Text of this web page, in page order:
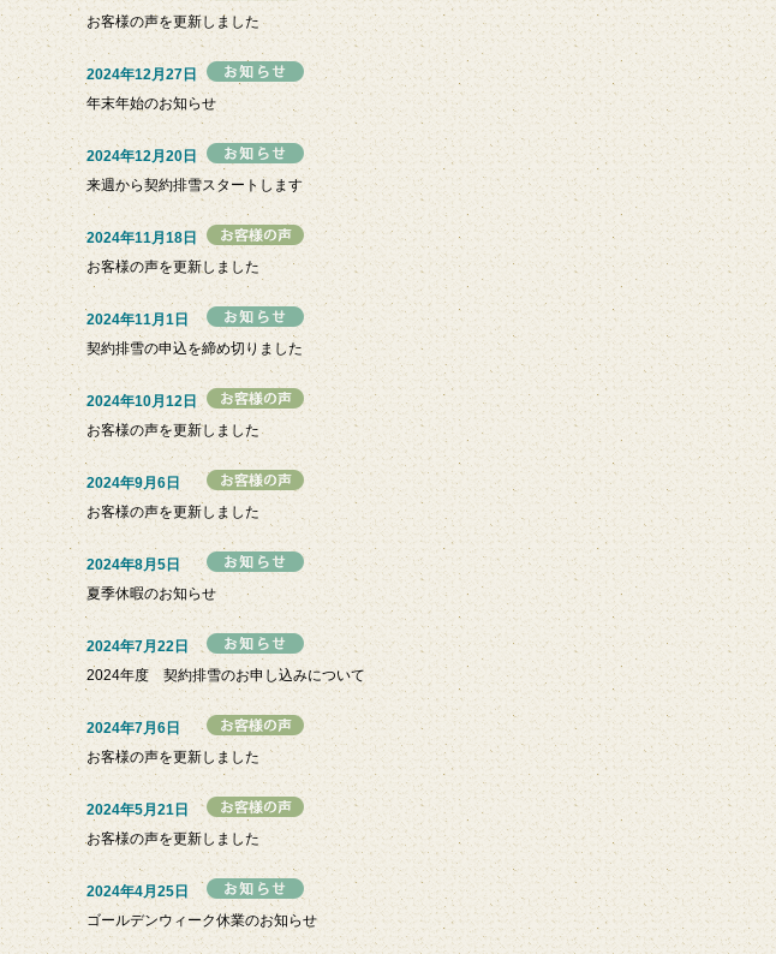
お客様の声を更新しました
2024年12月27日
年末年始のお知らせ
2024年12月20日
来週から契約排雪スタートします
2024年11月18日
お客様の声を更新しました
2024年11月1日
契約排雪の申込を締め切りました
2024年10月12日
お客様の声を更新しました
2024年9月6日
お客様の声を更新しました
2024年8月5日
夏季休暇のお知らせ
2024年7月22日
2024年度 契約排雪のお申し込みについて
2024年7月6日
お客様の声を更新しました
2024年5月21日
お客様の声を更新しました
2024年4月25日
ゴールデンウィーク休業のお知らせ